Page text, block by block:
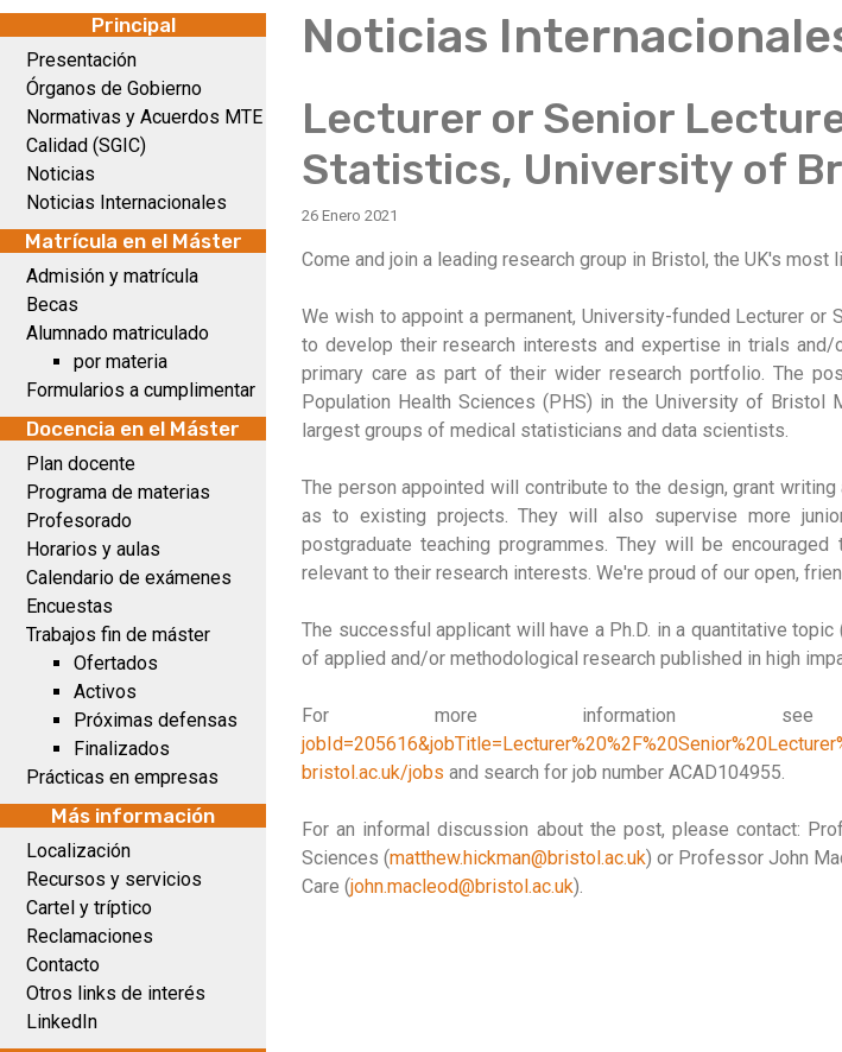
Principal
Presentación
Órganos de Gobierno
Normativas y Acuerdos MTE
Calidad (SGIC)
Noticias
Noticias Internacionales
Matrícula en el Máster
Admisión y matrícula
Becas
Alumnado matriculado
por materia
Formularios a cumplimentar
Docencia en el Máster
Plan docente
Programa de materias
Profesorado
Horarios y aulas
Calendario de exámenes
Encuestas
Trabajos fin de máster
Ofertados
Activos
Próximas defensas
Finalizados
Prácticas en empresas
Más información
Localización
Recursos y servicios
Cartel y tríptico
Reclamaciones
Contacto
Otros links de interés
LinkedIn
Noticias
Lecturer or Senior
Statistics, University of
26 Enero 2021
Come and join a leading research group in Bristol, the UK's most
We wish to appoint a permanent, University-funded Lecturer or
to develop their research interests and expertise in trials
primary care as part of their wider research portfolio. The
Population Health Sciences (PHS) in the University of Bristol
largest groups of medical statisticians and data scientists.
The person appointed will contribute to the design, grant
as to existing projects. They will also supervise more
postgraduate teaching programmes. They will be
relevant to their research interests. We're proud of our open,
The successful applicant will have a Ph.D. in a quantitative
of applied and/or methodological research published in high
For more information
bristol.ac.uk/jobs and search for job number ACAD104955.
For an informal discussion about the post, please contact:
Sciences (matthew.hickman@bristol.ac.uk) or Professor John
Care (john.macleod@bristol.ac.uk).